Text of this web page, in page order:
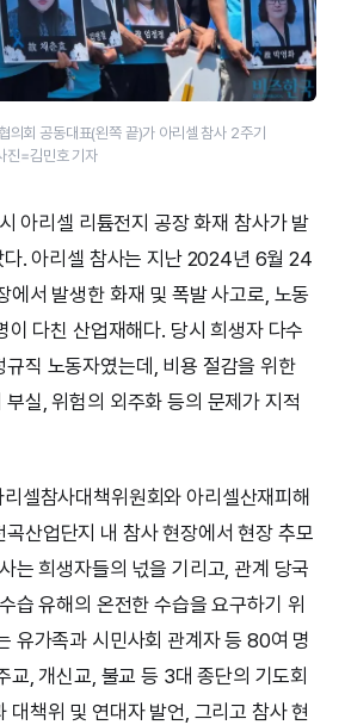
의회 공동대표(왼쪽 끝)가 아리셀 참사 2주기
진=김민호 기자
아리셀 리튬전지 공장 화재 참사가 발
다. 아리셀 참사는 지난 2024년 6월 24
에서 발생한 화재 및 폭발 사고로, 노동
다친 산업재해다. 당시 희생자 다수
직 노동자였는데, 비용 절감을 위한
실, 위험의 외주화 등의 문제가 지적
셀참사대책위원회와 아리셀산재피해
산업단지 내 참사 현장에서 현장 추모
는 희생자들의 넋을 기리고, 관계 당국
습 유해의 온전한 수습을 요구하기 위
유가족과 시민사회 관계자 등 80여 명
교, 개신교, 불교 등 3대 종단의 기도회
대책위 및 연대자 발언, 그리고 참사 현